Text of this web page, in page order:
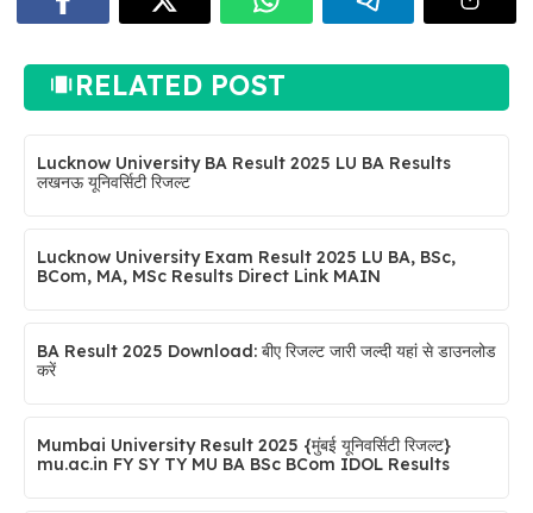
RELATED POST
Lucknow University BA Result 2025 LU BA Results
लखनऊ यूनिवर्सिटी रिजल्ट
Lucknow University Exam Result 2025 LU BA, BSc,
BCom, MA, MSc Results Direct Link MAIN
BA Result 2025 Download: बीए रिजल्ट जारी जल्दी यहां से डाउनलोड
करें
Mumbai University Result 2025 {मुंबई यूनिवर्सिटी रिजल्ट}
mu.ac.in FY SY TY MU BA BSc BCom IDOL Results